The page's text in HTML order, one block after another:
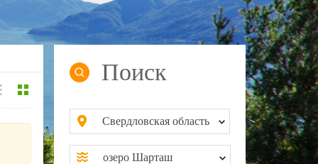
Поиск
Свердловская область
озеро Шарташ